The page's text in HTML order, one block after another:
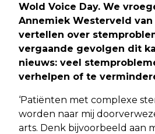
Wold Voice Day. We
Annemiek Westerveld
vertellen over
vergaande gevolgen dit
nieuws: veel
verhelpen of te
‘Patiënten met complexe
worden naar mij
arts. Denk bijvoorbeeld aan